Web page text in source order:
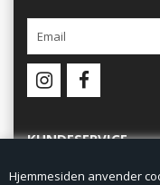
KUNDESERVICE